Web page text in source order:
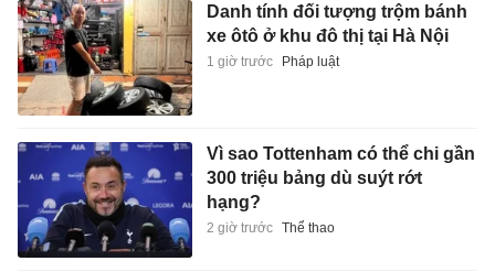
Danh tính đối tượng trộm bánh
xe ôtô ở khu đô thị tại Hà Nội
1 giờ trước Pháp luật
Vì sao Tottenham có thể chi gần
300 triệu bảng dù suýt rớt
hạng?
2 giờ trước Thể thao